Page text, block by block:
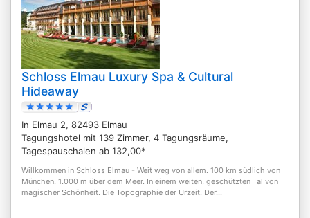
Schloss Elmau Luxury Spa & Cultural
Hideaway
In Elmau 2, 82493 Elmau
Tagungshotel mit 139 Zimmer, 4 Tagungsräume,
Tagespauschalen ab 132,00*
Willkommen in Schloss Elmau - Weit weg von allem. 100 km südlich von
München. 1.000 m über dem Meer. In einem weiten, geschützten Tal von
magischer Schönheit. Die Topographie der Urzeit. Der...